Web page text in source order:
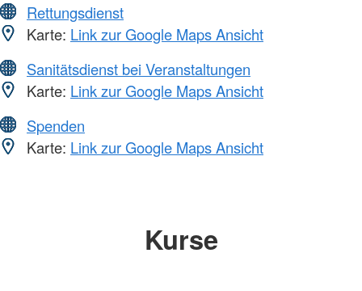
Rettungsdienst
Karte: Link zur Google Maps Ansicht
Sanitätsdienst bei Veranstaltungen
Karte: Link zur Google Maps Ansicht
Spenden
Karte: Link zur Google Maps Ansicht
Kurse